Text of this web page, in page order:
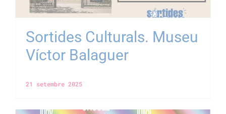
Sortides Culturals. Museu
Víctor Balaguer
21 setembre 2025